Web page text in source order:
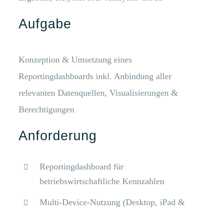
Aufgabe
Konzeption & Umsetzung eines
Reportingdashboards inkl. Anbindung aller
relevanten Datenquellen, Visualisierungen &
Berechtigungen
Anforderung
Reportingdashboard für
betriebswirtschaftliche Kennzahlen
Multi-Device-Nutzung (Desktop, iPad &